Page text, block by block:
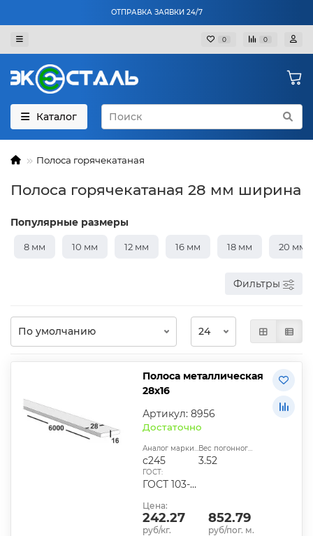
ОТПРАВКА ЗАЯВКИ 24/7
0 0
Каталог
Полоса горячекатаная
Полоса горячекатаная 28 мм ширина
Популярные размеры
8 мм 10 мм 12 мм 16 мм 18 мм 20 мм
Фильтры
Полоса металлическая
28х16
Артикул: 8956
Достаточно
Аналог марки стали:
с245
Вес погонного метра, кг:
3.52
ГОСТ:
ГОСТ 103-2006, ГОСТ 1577-93, ГОСТ 4405-75
Цена:
242.27
руб/кг.
852.79
руб/пог. м.